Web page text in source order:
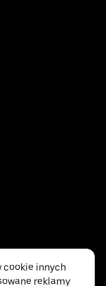
cookie innych
reklamy